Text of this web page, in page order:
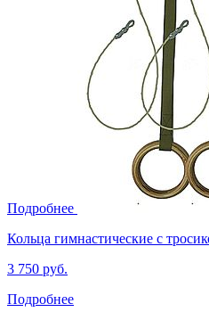
Подробнее
Кольца гимнастические с
3 750 руб.
Подробнее